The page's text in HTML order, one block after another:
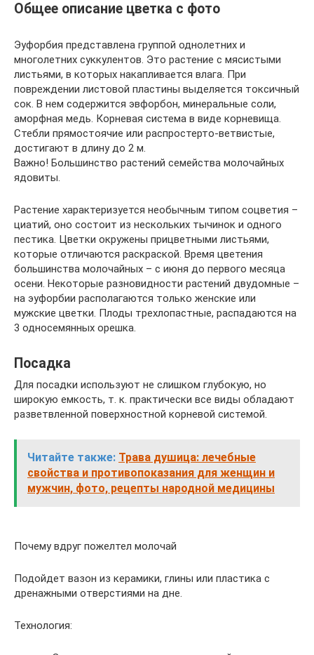
Общее описание цветка с фото
Эуфорбия представлена группой однолетних и
многолетних суккулентов. Это растение с мясистыми
листьями, в которых накапливается влага. При
повреждении листовой пластины выделяется токсичный
сок. В нем содержится эвфорбон, минеральные соли,
аморфная медь. Корневая система в виде корневища.
Стебли прямостоячие или распростерто-ветвистые,
достигают в длину до 2 м.
Важно! Большинство растений семейства молочайных
ядовиты.
Растение характеризуется необычным типом соцветия –
циатий, оно состоит из нескольких тычинок и одного
пестика. Цветки окружены прицветными листьями,
которые отличаются раскраской. Время цветения
большинства молочайных – с июня до первого месяца
осени. Некоторые разновидности растений двудомные –
на эуфорбии располагаются только женские или
мужские цветки. Плоды трехлопастные, распадаются на
3 односемянных орешка.
Посадка
Для посадки используют не слишком глубокую, но
широкую емкость, т. к. практически все виды обладают
разветвленной поверхностной корневой системой.
Читайте также: Трава душица: лечебные
свойства и противопоказания для женщин и
мужчин, фото, рецепты народной медицины
Почему вдруг пожелтел молочай
Подойдет вазон из керамики, глины или пластика с
дренажными отверстиями на дне.
Технология: